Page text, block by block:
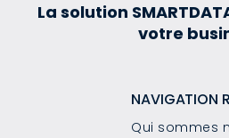
La solution
votre
NAVIGATION
Qui sommes